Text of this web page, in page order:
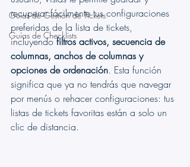
Guías de Gestión de Tickets
Guías de Checklists
recuperar fácilmente tus configuraciones
preferidas de la lista de tickets,
incluyendo filtros activos, secuencia de
columnas, anchos de columnas y
opciones de ordenación. Esta función
significa que ya no tendrás que navegar
por menús o rehacer configuraciones: tus
listas de tickets favoritas están a solo un
clic de distancia.